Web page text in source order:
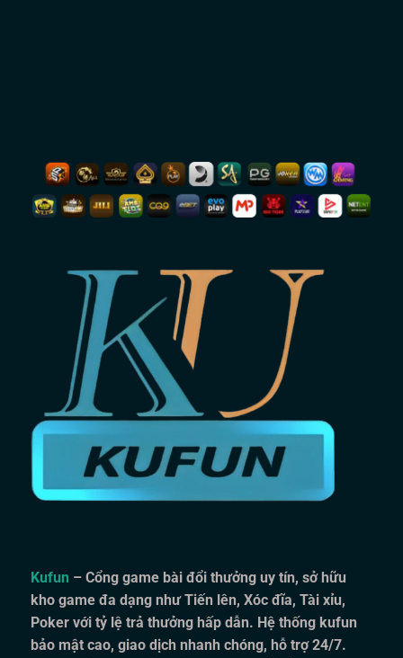
Kufun – Cổng game bài đổi thưởng uy tín, sở hữu
kho game đa dạng như Tiến lên, Xóc đĩa, Tài xỉu,
Poker với tỷ lệ trả thưởng hấp dẫn. Hệ thống kufun
bảo mật cao, giao dịch nhanh chóng, hỗ trợ 24/7.